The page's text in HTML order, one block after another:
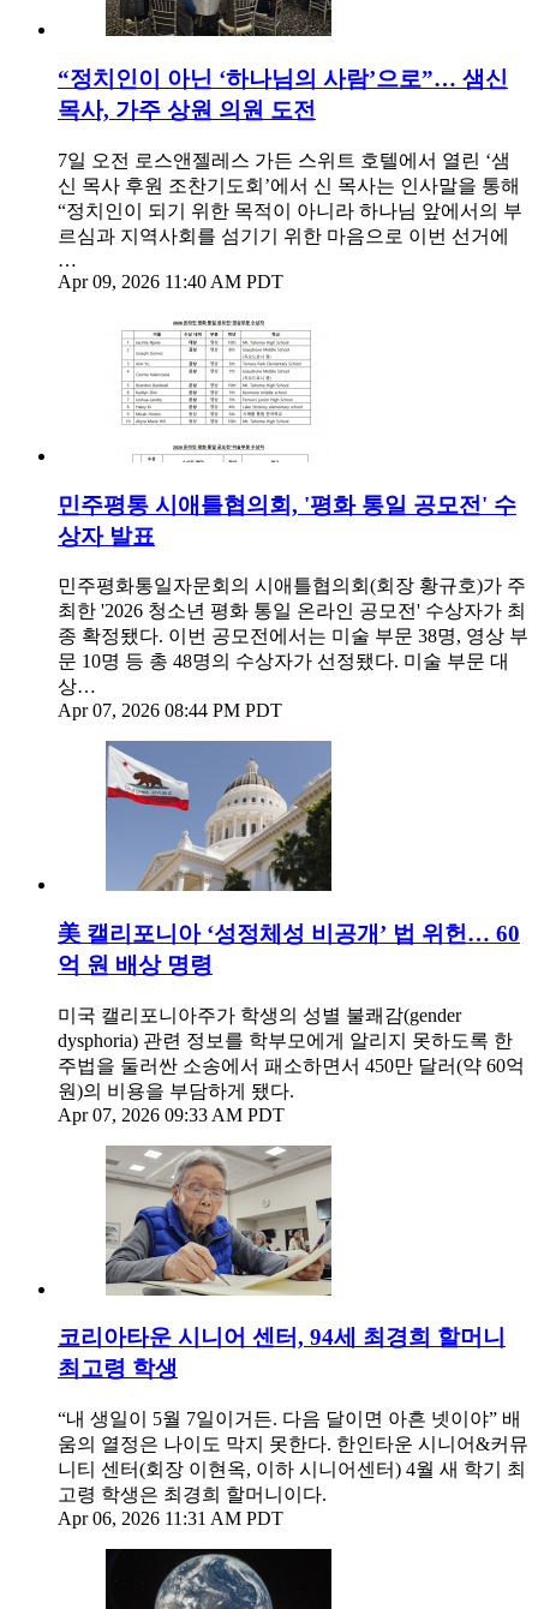
“정치인이 아닌 ‘하나님의 사람’으로”… 샘신
목사, 가주 상원 의원 도전
7일 오전 로스앤젤레스 가든 스위트 호텔에서 열린 ‘샘
신 목사 후원 조찬기도회’에서 신 목사는 인사말을 통해
“정치인이 되기 위한 목적이 아니라 하나님 앞에서의 부
르심과 지역사회를 섬기기 위한 마음으로 이번 선거에
…
Apr 09, 2026 11:40 AM PDT
민주평통 시애틀협의회, '평화 통일 공모전' 수
상자 발표
민주평화통일자문회의 시애틀협의회(회장 황규호)가 주
최한 '2026 청소년 평화 통일 온라인 공모전' 수상자가 최
종 확정됐다. 이번 공모전에서는 미술 부문 38명, 영상 부
문 10명 등 총 48명의 수상자가 선정됐다. 미술 부문 대
상…
Apr 07, 2026 08:44 PM PDT
美 캘리포니아 ‘성정체성 비공개’ 법 위헌… 60
억 원 배상 명령
미국 캘리포니아주가 학생의 성별 불쾌감(gender
dysphoria) 관련 정보를 학부모에게 알리지 못하도록 한
주법을 둘러싼 소송에서 패소하면서 450만 달러(약 60억
원)의 비용을 부담하게 됐다.
Apr 07, 2026 09:33 AM PDT
코리아타운 시니어 센터, 94세 최경희 할머니
최고령 학생
“내 생일이 5월 7일이거든. 다음 달이면 아흔 넷이야” 배
움의 열정은 나이도 막지 못한다. 한인타운 시니어&커뮤
니티 센터(회장 이현옥, 이하 시니어센터) 4월 새 학기 최
고령 학생은 최경희 할머니이다.
Apr 06, 2026 11:31 AM PDT